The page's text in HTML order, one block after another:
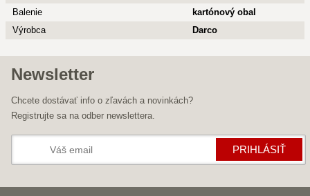
Balenie
kartónový obal
Výrobca
Darco
Newsletter
Chcete dostávať info o zľavách a novinkách?
Registrujte sa na odber newslettera.
PRIHLÁSIŤ